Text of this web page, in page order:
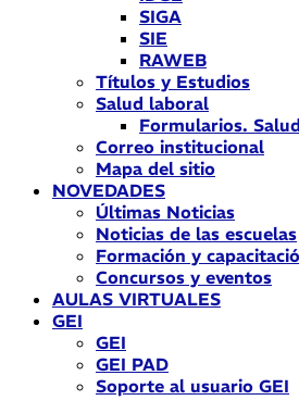
SIGA
SIE
RAWEB
Títulos y Estudios
Salud laboral
Formularios.
Correo institucional
Mapa del sitio
NOVEDADES
Últimas Noticias
Noticias de las escuelas
Formación y
Concursos y eventos
AULAS VIRTUALES
GEI
GEI
GEI PAD
Soporte al usuario GEI